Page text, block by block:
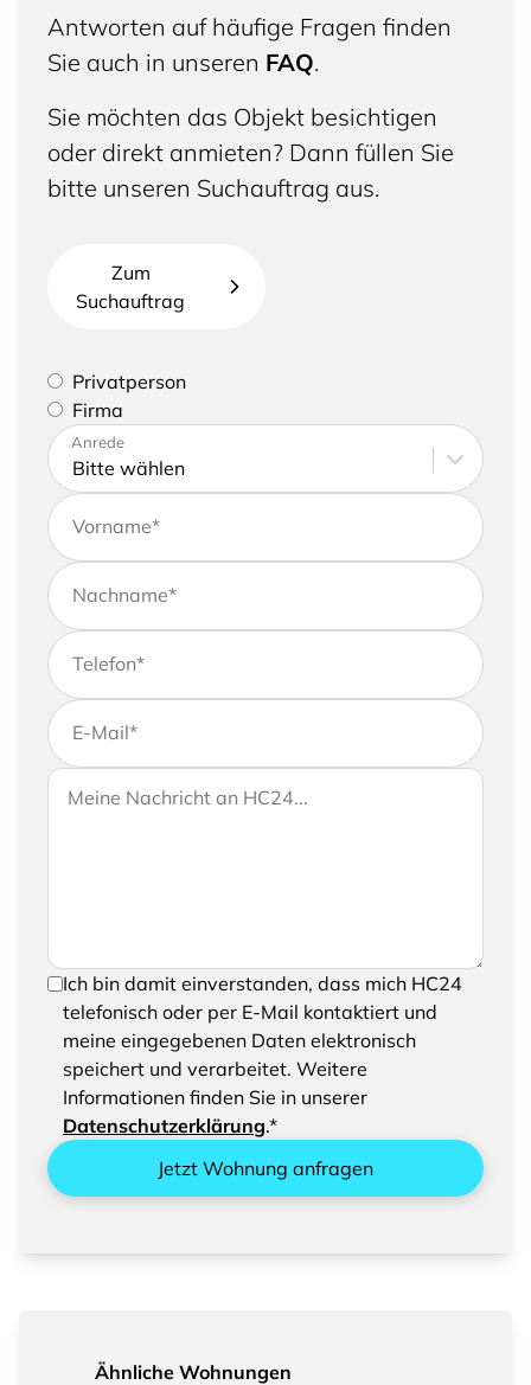
Antworten auf häufige Fragen finden
Sie auch in unseren FAQ.
Sie möchten das Objekt besichtigen
oder direkt anmieten? Dann füllen Sie
bitte unseren Suchauftrag aus.
Zum
Suchauftrag
Bitte geben Sie an, ob Sie eine Privatperson sind
oder eine Firma vertreten
Privatperson
Firma
Bitte tragen Sie Ihre Adresse sowie
Kontaktdaten ein
Anrede
Vorname*
Nachname*
Telefon*
E-Mail*
Wenn Sie uns weitere Informationen zukommen
lassen möchten, können Sie Ihrer Anfrage gerne
Ihre Nachricht an HC24
Um Ihre Anfrage senden zu können, bestätigen
Sie bitte das Speichern und Verarbeiten Ihrer
eingegebenen Daten
Ich bin damit einverstanden, dass mich HC24
telefonisch oder per E-Mail kontaktiert und
meine eingegebenen Daten elektronisch
speichert und verarbeitet. Weitere
Informationen finden Sie in unserer
Datenschutzerklärung.*
Jetzt Wohnung anfragen
Ähnliche Wohnungen